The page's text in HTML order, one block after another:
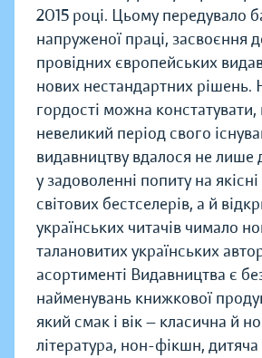
2015 році. Цьому передувало
напруженої праці, засвоєння
провідних європейських
нових нестандартних рішень.
гордості можна
невеликий період свого
видавництву вдалося не лише
у задоволенні попиту на
світових бестселерів, а й
українських читачів чимало
талановитих українських
асортименті Видавництва є
найменувань книжкової
який смак і вік — класична й
література, нон-фікшн, дитяча